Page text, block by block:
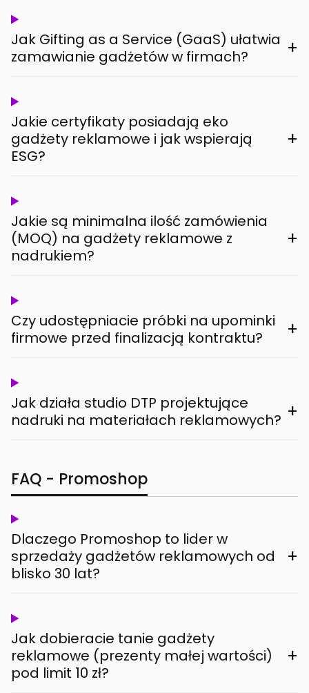
Jak Gifting as a Service (GaaS) ułatwia
zamawianie gadżetów w firmach?
+
Jakie certyfikaty posiadają eko
gadżety reklamowe i jak wspierają
ESG?
+
Jakie są minimalna ilość zamówienia
(MOQ) na gadżety reklamowe z
nadrukiem?
+
Czy udostępniacie próbki na upominki
firmowe przed finalizacją kontraktu?
+
Jak działa studio DTP projektujące
nadruki na materiałach reklamowych? +
FAQ - Promoshop
Dlaczego Promoshop to lider w
sprzedaży gadżetów reklamowych od
blisko 30 lat?
+
Jak dobieracie tanie gadżety
reklamowe (prezenty małej wartości)
pod limit 10 zł?
+